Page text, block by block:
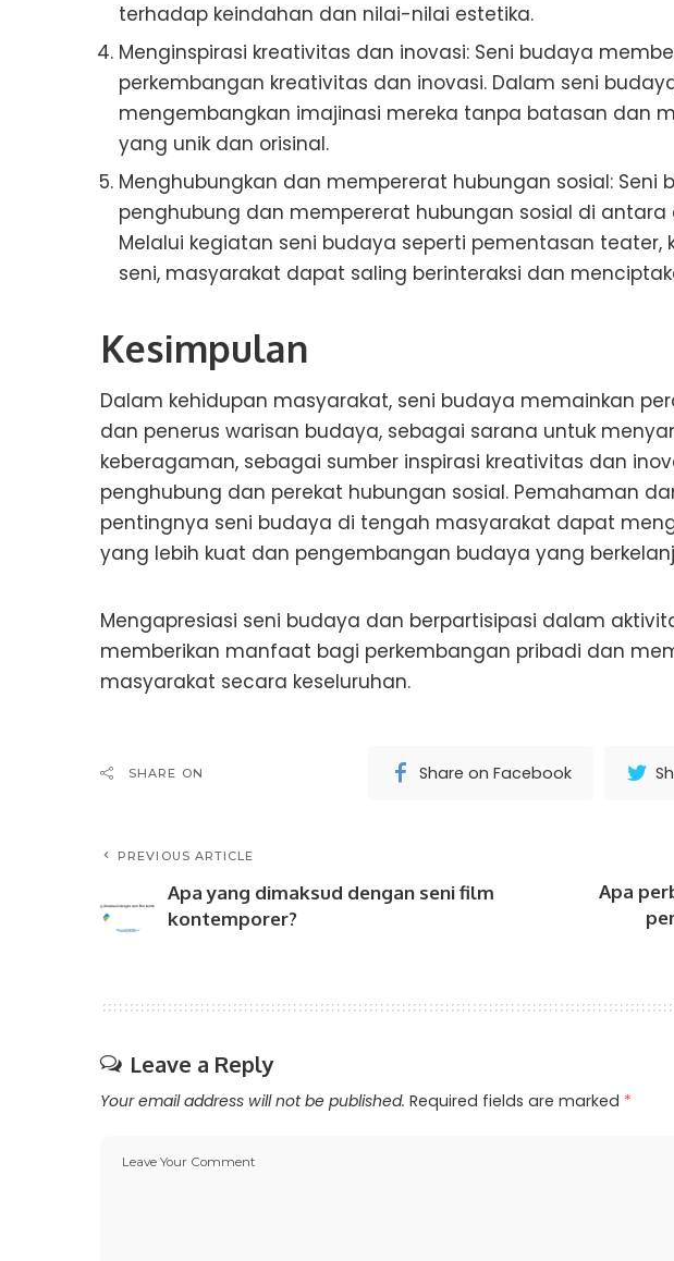
terhadap keindahan dan nilai-nilai estetika.
Menginspirasi kreativitas dan inovasi: Seni budaya
perkembangan kreativitas dan inovasi. Dalam seni
mengembangkan imajinasi mereka tanpa batasan dan
yang unik dan orisinal.
Menghubungkan dan mempererat hubungan sosial:
penghubung dan mempererat hubungan sosial di
Melalui kegiatan seni budaya seperti pementasan teater,
seni, masyarakat dapat saling berinteraksi dan
Kesimpulan
Dalam kehidupan masyarakat, seni budaya memainkan
dan penerus warisan budaya, sebagai sarana untuk
keberagaman, sebagai sumber inspirasi kreativitas dan
penghubung dan perekat hubungan sosial. Pemahaman
pentingnya seni budaya di tengah masyarakat dapat
yang lebih kuat dan pengembangan budaya yang
Mengapresiasi seni budaya dan berpartisipasi dalam
memberikan manfaat bagi perkembangan pribadi dan
masyarakat secara keseluruhan.
SHARE ON Share on Facebook
PREVIOUS ARTICLE
Apa yang dimaksud dengan seni film
kontemporer?
Apa
Leave a Reply
Your email address will not be published. Required fields are marked *